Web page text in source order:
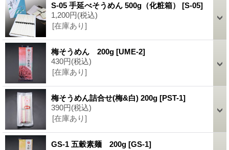
S-05 手延べそうめん 500g（化粧箱） [S-05]
1,200円(税込)
[在庫あり]
梅そうめん 200g [UME-2]
430円(税込)
[在庫あり]
梅そうめん詰合せ(梅&白) 200g [PST-1]
390円(税込)
[在庫あり]
GS-1 五穀素麺 200g [GS-1]